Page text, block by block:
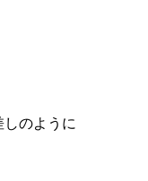
のように